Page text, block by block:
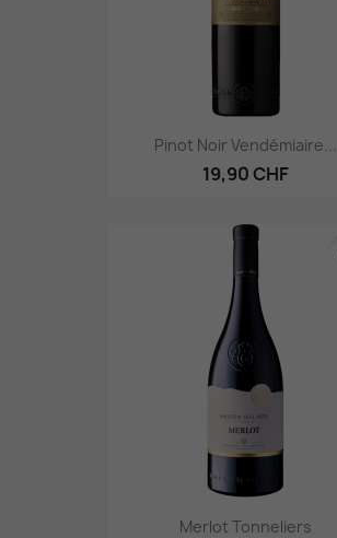
Pinot Noir Vendémiaire...
19,90 CHF
Merlot Tonneliers